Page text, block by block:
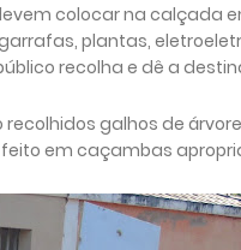
colocar na calçada
plantas,
recolha e dê a
galhos de
em caçambas